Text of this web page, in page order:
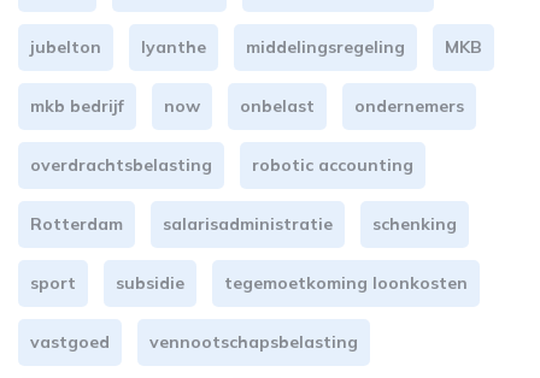
jubelton lyanthe middelingsregeling MKB
mkb bedrijf now onbelast ondernemers
overdrachtsbelasting robotic accounting
Rotterdam salarisadministratie schenking
sport subsidie tegemoetkoming loonkosten
vastgoed vennootschapsbelasting